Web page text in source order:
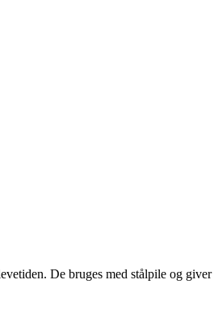
De bruges med stålpile og